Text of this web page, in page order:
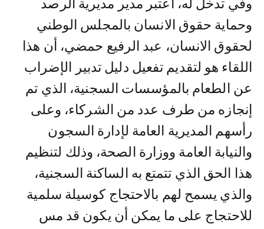
وفي تدخل له، اعتبر مدير مديرية الرصد
وحماية حقوق الانسان بالمجلس الوطني
لحقوق الانسان، عبد الرفيع حمضي، أن هذا
اللقاء هو لتقديم تفعيل دليل تدبير الإضراب
عن الطعام بالمؤسسات السجنية، الذي تم
إنجازه من طرف عدد من الشركاء، وعلى
رأسهم المديرية العامة لإدارة السجون
والنيابة العامة ووزارة الصحة، وذلك لتنظيم
هذا الحق الذي تتمتع به الساكنة السجنية،
والذي يسمح لهم بالاحتجاج كوسيلة سلمية
للاحتجاج على ما يمكن أن يكون قد مس